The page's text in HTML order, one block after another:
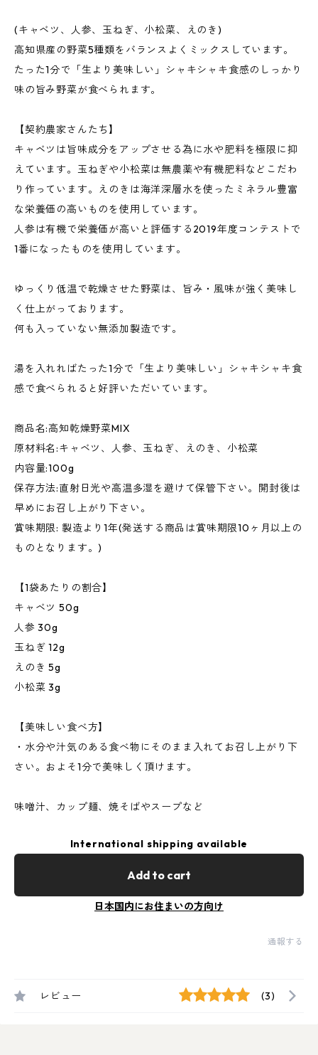
(キャベツ、人参、玉ねぎ、小松菜、えのき)
高知県産の野菜5種類をバランスよくミックスしています。
たった1分で「生より美味しい」シャキシャキ食感のしっかり
味の旨み野菜が食べられます。
【契約農家さんたち】
キャベツは旨味成分をアップさせる為に水や肥料を極限に抑
えています。玉ねぎや小松菜は無農薬や有機肥料などこだわ
り作っています。えのきは海洋深層水を使ったミネラル豊富
な栄養価の高いものを使用しています。
人参は有機で栄養価が高いと評価する2019年度コンテストで
1番になったものを使用しています。
ゆっくり低温で乾燥させた野菜は、旨み・風味が強く美味し
く仕上がっております。
何も入っていない無添加製造です。
湯を入れればたった1分で「生より美味しい」シャキシャキ食
感で食べられると好評いただいています。
商品名:高知乾燥野菜MIX
原材料名:キャベツ、人参、玉ねぎ、えのき、小松菜
内容量:100g
保存方法:直射日光や高温多湿を避けて保管下さい。開封後は
早めにお召し上がり下さい。
賞味期限: 製造より1年(発送する商品は賞味期限10ヶ月以上の
ものとなります。)
【1袋あたりの割合】
キャベツ 50g
人参 30g
玉ねぎ 12g
えのき 5g
小松菜 3g
【美味しい食べ方】
・水分や汁気のある食べ物にそのまま入れてお召し上がり下
さい。およそ1分で美味しく頂けます。
味噌汁、カップ麺、焼そばやスープなど
International shipping available
Add to cart
日本国内にお住まいの方向け
通報する
レビュー (3)